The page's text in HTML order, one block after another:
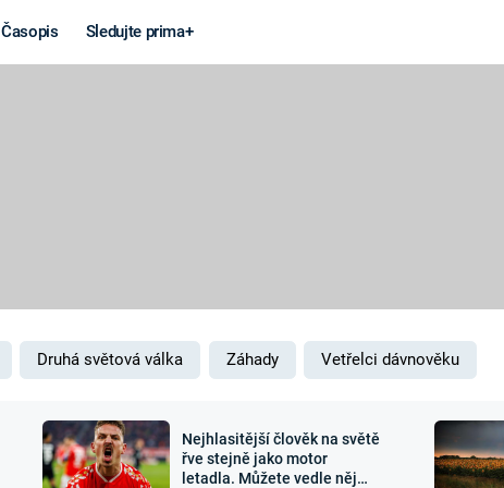
Časopis Sledujte prima+
MARS
Záhady a
Zajímavosti
Druhá světová válka Záhady Vetřelci dávnověku
Nejhlasitější člověk na světě
řve stejně jako motor
letadla. Můžete vedle něj